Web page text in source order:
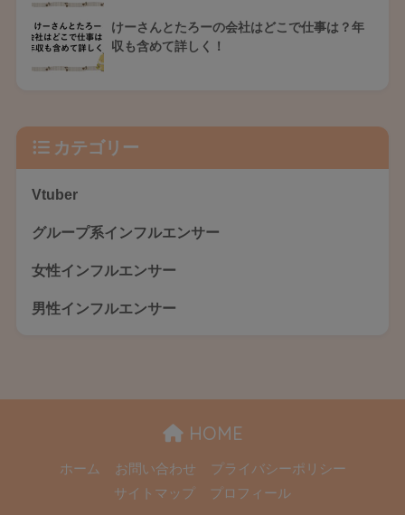
けーさんとたろーの会社はどこで仕事は？年
収も含めて詳しく！
カテゴリー
Vtuber
グループ系インフルエンサー
女性インフルエンサー
男性インフルエンサー
HOME
ホーム お問い合わせ
プライバシーポリシー
サイトマップ
プロフィール